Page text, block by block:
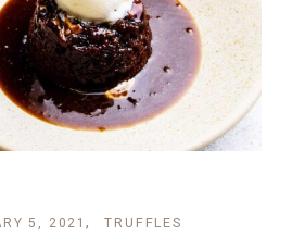
5, 2021 TRUFFLES